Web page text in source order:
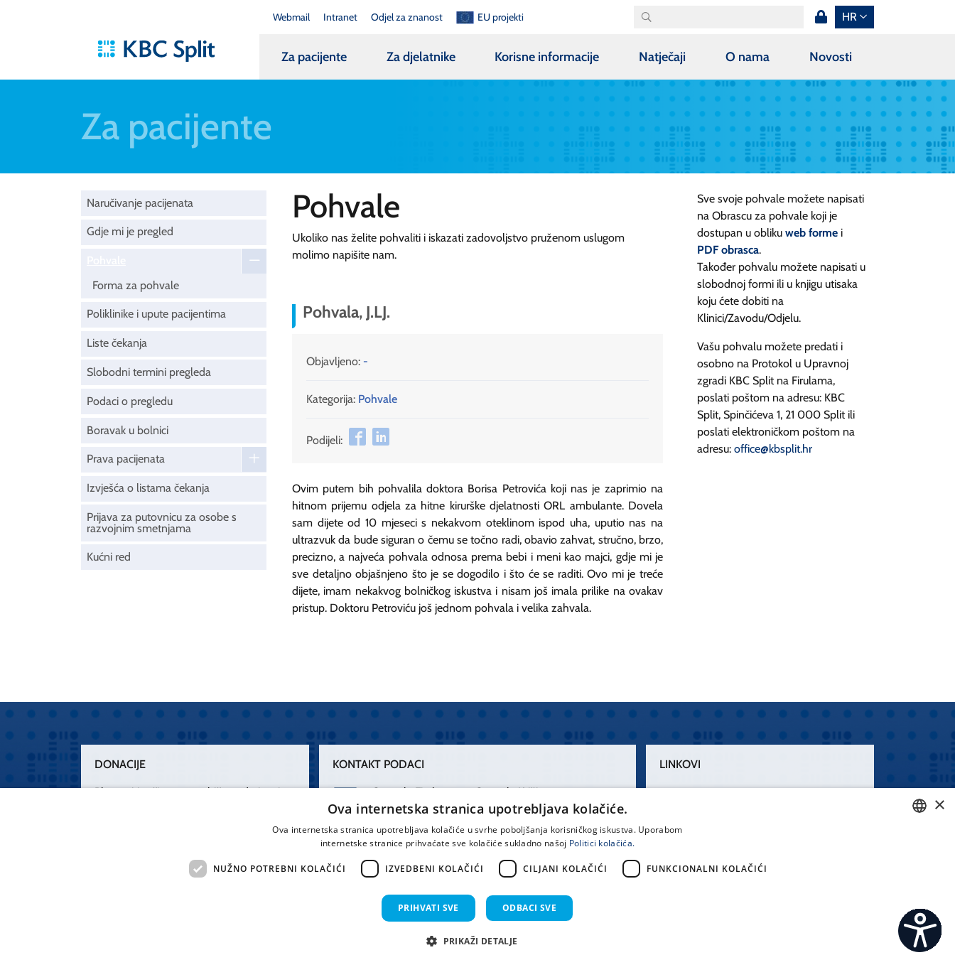
Webmail Intranet Odjel za znanost EU projekti HR
Za pacijente Za djelatnike Korisne informacije Natječaji O nama Novosti
Za pacijente
Naručivanje pacijenata
Gdje mi je pregled
Forma za pohvale
Poliklinike i upute pacijentima
Liste čekanja
Slobodni termini pregleda
Podaci o pregledu
Boravak u bolnici
Prava pacijenata
Izvješća o listama čekanja
Prijava za putovnicu za osobe s
razvojnim smetnjama
Kućni red
Pohvale
Ukoliko nas želite pohvaliti i iskazati zadovoljstvo pruženom uslugom
molimo napišite nam.
Pohvala, J.LJ.
Objavljeno: -
Kategorija: Pohvale
Podijeli:
Ovim putem bih pohvalila doktora Borisa Petrovića koji nas je zaprimio na
hitnom prijemu odjela za hitne kirurške djelatnosti ORL ambulante. Dovela
sam dijete od 10 mjeseci s nekakvom oteklinom ispod uha, uputio nas na
ultrazvuk da bude siguran o čemu se točno radi, obavio zahvat, stručno, brzo,
precizno, a najveća pohvala odnosa prema bebi i meni kao majci, gdje mi je
sve detaljno objašnjeno što je se dogodilo i što će se raditi. Ovo mi je treće
dijete, imam nekakvog bolničkog iskustva i nisam još imala prilike na ovakav
pristup. Doktoru Petroviću još jednom pohvala i velika zahvala.
Sve svoje pohvale možete napisati
na Obrascu za pohvale koji je
dostupan u obliku web forme i
PDF obrasca.
Također pohvalu možete napisati u
slobodnoj formi ili u knjigu utisaka
koju ćete dobiti na
Klinici/Zavodu/Odjelu.
Vašu pohvalu možete predati i
osobno na Protokol u Upravnoj
zgradi KBC Split na Firulama,
poslati poštom na adresu: KBC
Split, Spinčićeva 1, 21 000 Split ili
poslati elektroničkom poštom na
adresu: office@kbsplit.hr
DONACIJE
Plemenitim činom nesebičnog darivanja
„Zarazimo“ se dobrotom, donirajmo od
KONTAKT PODACI
Centrala Firule
021 556 111
Centrala Križine
021 557 111
Spinčićeva 1,
21000 Split
Hrvatska
office@kbsplit.hr
LINKOVI
×
Ova internetska stranica upotrebljava kolačiće.
Ova internetska stranica upotrebljava kolačiće u svrhe poboljšanja korisničkog iskustva. Uporabom
internetske stranice prihvaćate sve kolačiće sukladno našoj Politici kolačića.
NUŽNO POTREBNI KOLAČIĆI IZVEDBENI KOLAČIĆI CILJANI KOLAČIĆI FUNKCIONALNI KOLAČIĆI
PRIHVATI SVE ODBACI SVE
PRIKAŽI DETALJE